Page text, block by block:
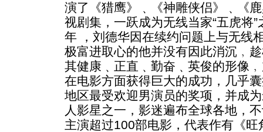
演了《猎鹰》﹑《神雕侠侣》﹑《
视剧集，一跃成为无线当家“五虎将
年 ，刘德华因在续约问题上与无线
极富进取心的他并没有因此消沉﹐
其健康﹑正直﹑勤奋﹑英俊的形像
在电影方面获得巨大的成功，几乎
地区最受欢迎男演员的奖项，并成
人影星之一，影迷遍布全球各地，
主演超过100部电影，代表作有《